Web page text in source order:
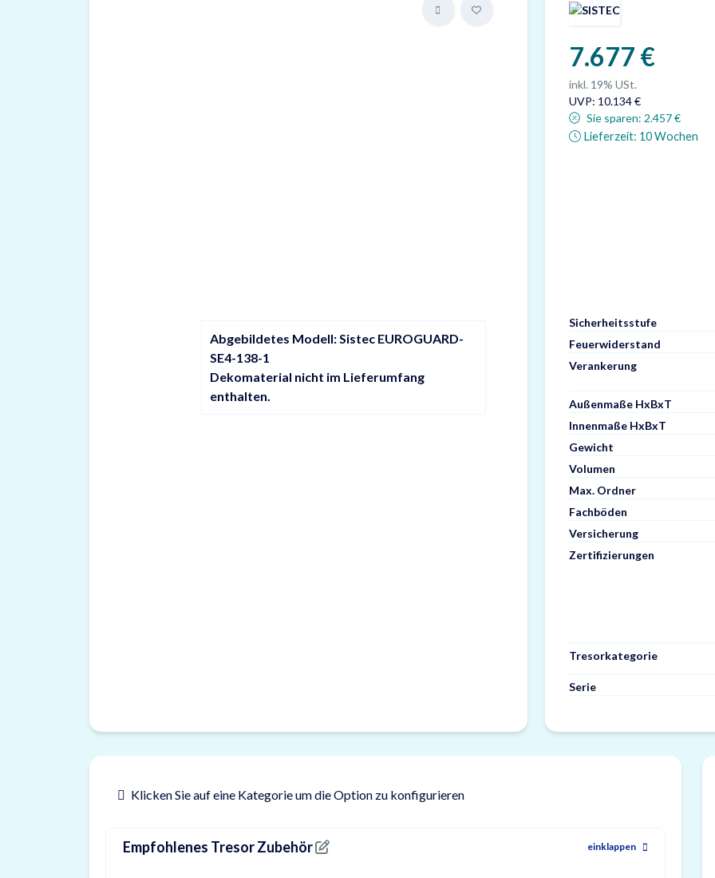
Abgebildetes Modell: Sistec EUROGUARD-
SE4-138-1
Dekomaterial nicht im Lieferumfang
enthalten.
7.677 €
inkl. 19% USt.
UVP: 10.134 €
Sie sparen: 2.457 €
Lieferzeit: 10 Wochen
Sicherheitsstufe
Feuerwiderstand
Verankerung
Außenmaße HxBxT
Innenmaße HxBxT
Gewicht
Volumen
Max. Ordner
Fachböden
Versicherung
Zertifizierungen
Tresorkategorie
Serie
Klicken Sie auf eine Kategorie um die Option zu konfigurieren
Empfohlenes Tresor Zubehör einklappen